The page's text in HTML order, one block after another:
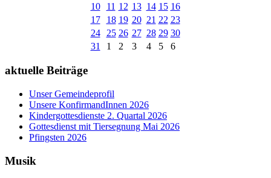
10
11 12 13 14 15 16
17
18 19 20 21 22 23
24
25 26 27 28 29 30
31
1 2 3 4 5 6
aktuelle Beiträge
Unser Gemeindeprofil
Unsere KonfirmandInnen 2026
Kindergottesdienste 2. Quartal 2026
Gottesdienst mit Tiersegnung Mai 2026
Pfingsten 2026
Musik